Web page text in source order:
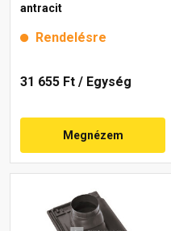
antracit
Rendelésre
31 655 Ft / Egység
Megnézem